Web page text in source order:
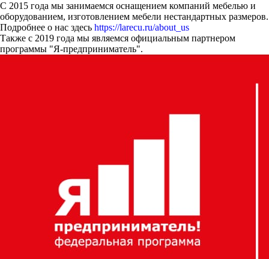
С 2015 года мы занимаемся оснащением компаний мебелью и
оборудованием, изготовлением мебели нестандартных размеров.
Подробнее о нас здесь https://larecu.ru/about_us
Также с 2019 года мы являемся официальным партнером
программы "Я-предприниматель".